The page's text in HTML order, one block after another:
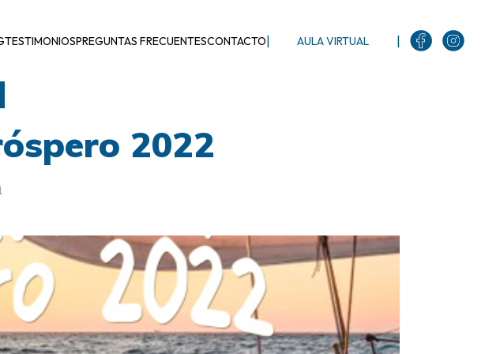
TESTIMONIOSPREGUNTAS FRECUENTESCONTACTO| AULA VIRTUAL |
2022